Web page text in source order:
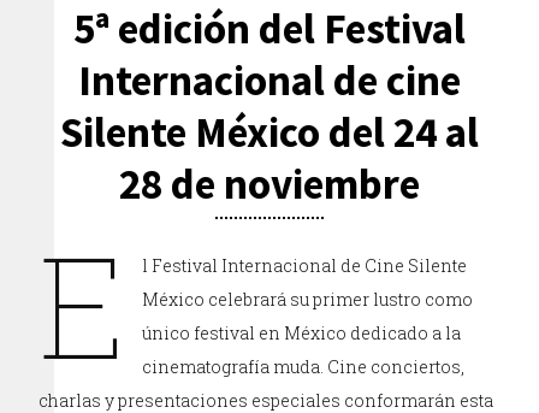
5ª edición del Festival
Internacional de cine
Silente México del 24 al
28 de noviembre
E
l Festival Internacional de Cine Silente
México celebrará su primer lustro como
único festival en México dedicado a la
cinematografía muda. Cine conciertos,
charlas y presentaciones especiales conformarán esta